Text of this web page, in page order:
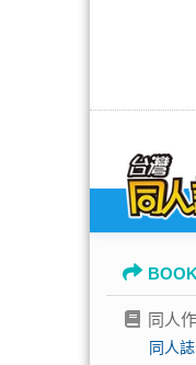
同人
同人誌